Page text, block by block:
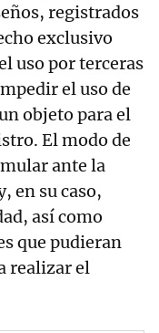
registrados
exclusivo
uso por terceras
el uso de
objeto para el
El modo de
ante la
en su caso,
así como
que pudieran
realizar el